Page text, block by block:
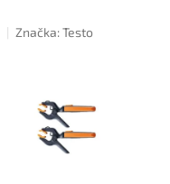
Značka:Testo